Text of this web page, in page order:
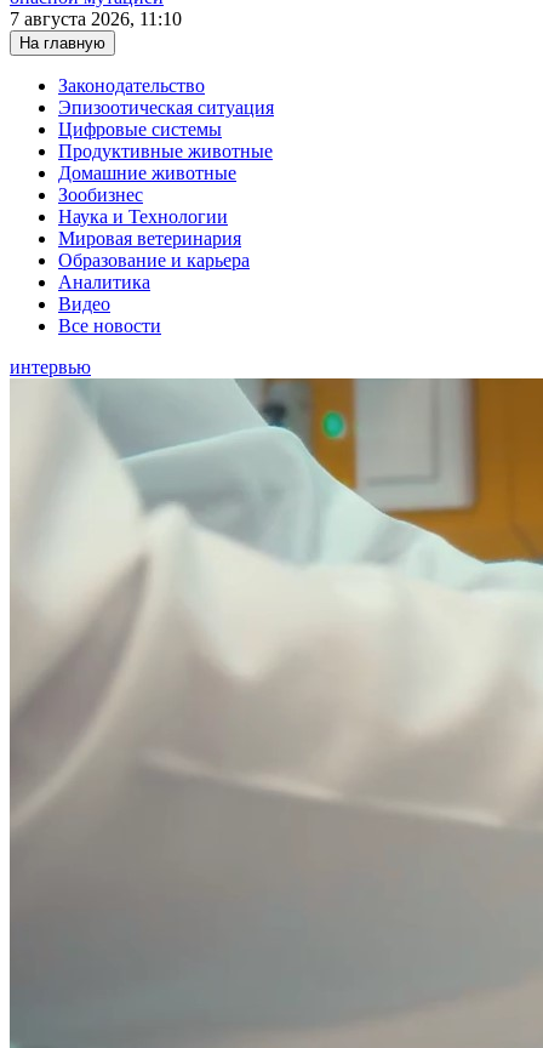
7 августа 2026, 11:10
На главную
Законодательство
Эпизоотическая ситуация
Цифровые системы
Продуктивные животные
Домашние животные
Зообизнес
Наука и Технологии
Мировая ветеринария
Образование и карьера
Аналитика
Видео
Все новости
интервью